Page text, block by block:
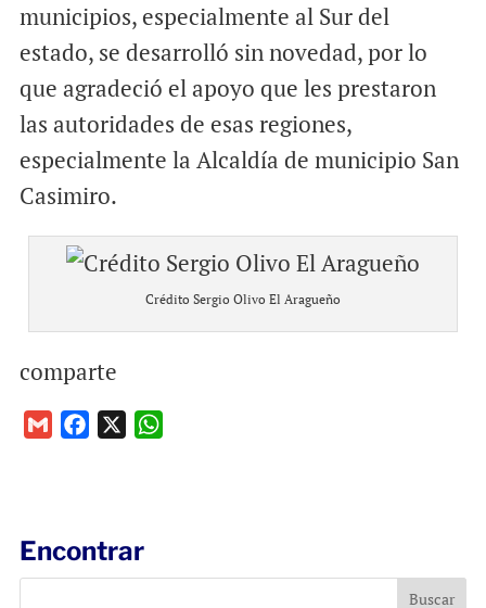
municipios, especialmente al Sur del
estado, se desarrolló sin novedad, por lo
que agradeció el apoyo que les prestaron
las autoridades de esas regiones,
especialmente la Alcaldía de municipio San
Casimiro.
Crédito Sergio Olivo El Aragueño
comparte
o
Encontrar